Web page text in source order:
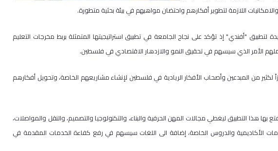
اللازمة لتطوير أفكارهم واحتضان مواهبهم في بيئة بحثية متطورة.
لتطبيق "أفندي" إذ تؤكد على نجاح الجامعة في تطبيق استراتيجيتها المتمثلة بربط مخرجات التعليم
الأمر الذي سيسهم في تحقيق النمو والازدهار الاقتصادي في فلسطين.
من المبدعين وأصحاب الأفكار الريادية في فلسطين لإنشاء مشاريعهم الخاصة، وتحويل أفكارهم
هذا التطبيق ليغطي مجالات المهن الحرفية والبناء، والتكنولوجيا والتصميم، والنقل والمواصلات،
الأكاديمية والدروس الخاصة، إضافة الى اللغات سيسهم في رفع كفاءة الخدمات المقدمة في